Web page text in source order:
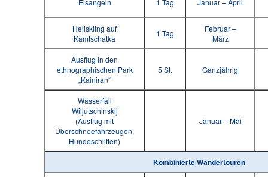
Heliskiing auf
Kamtschatka
1 Tag
Februar –
März
Ausflug in den
ethnographischen Park
„Kainiran“
5 St. Ganzjährig
Wasserfall
Wiljutschinskij
(Ausflug mit
Überschneefahrzeugen,
Hundeschlitten)
Januar – Mai
KombinierteWandertouren